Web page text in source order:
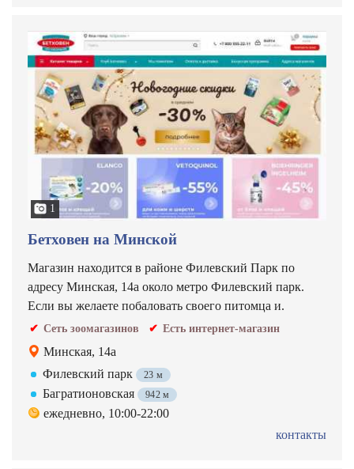
1
Бетховен на Минской
Магазин находится в районе Филевский Парк по
адресу Минская, 14а около метро Филевский парк.
Если вы желаете побаловать своего питомца и.
Сеть зоомагазинов Есть интернет-магазин
Минская, 14а
Филевский парк
23 м
Багратионовская 942 м
ежедневно, 10:00-22:00
контакты